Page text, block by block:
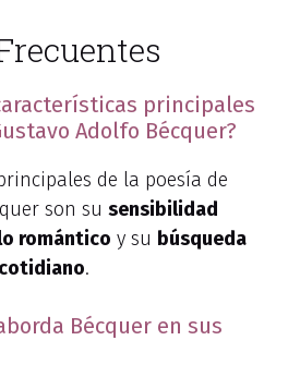
principales
Adolfo Bécquer?
de la poesía de
son su sensibilidad
romántico y su búsqueda
.
Bécquer en sus